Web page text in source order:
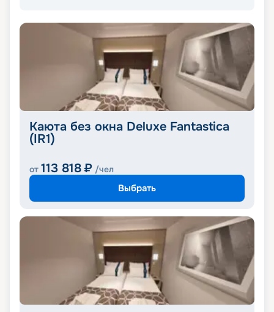
Каюта без окна Deluxe Fantastica
(IR1)
от 113 818 ₽ /чел
Выбрать